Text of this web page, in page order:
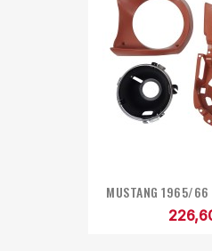
MUSTANG 1965/